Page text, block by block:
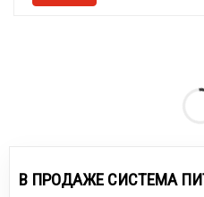
В ПРОДАЖЕ СИСТЕМА